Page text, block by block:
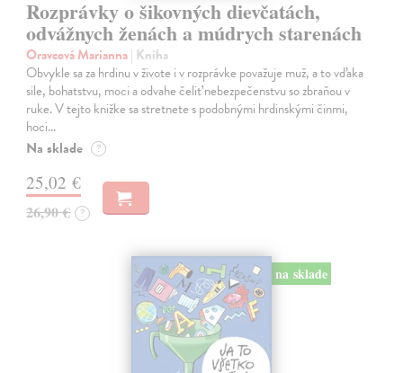
Rozprávky o šikovných dievčatách,
odvážnych ženách a múdrych starenách
Oravcová Marianna| Kniha
Obvykle sa za hrdinu v živote i v rozprávke považuje muž, a to vďaka
sile, bohatstvu, moci a odvahe čeliť nebezpečenstvu so zbraňou v
ruke. V tejto knižke sa stretnete s podobnými hrdinskými činmi,
hoci…
Na sklade ?
25,02 €
26,90 € ?
na sklade